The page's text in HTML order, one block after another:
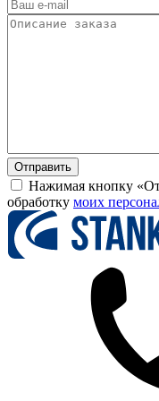
Нажимая кнопку
обработку моих